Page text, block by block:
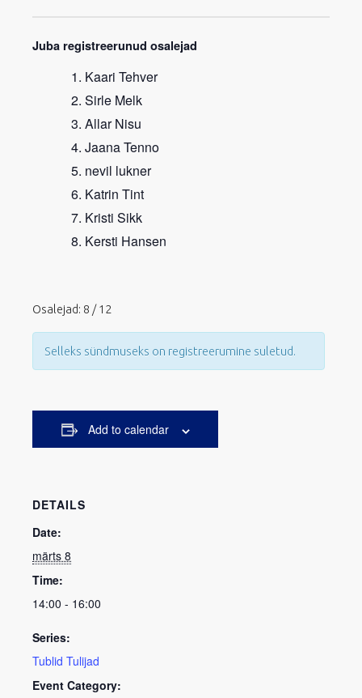
Juba registreerunud osalejad
Kaari Tehver
Sirle Melk
Allar Nisu
Jaana Tenno
nevil lukner
Katrin Tint
Kristi Sikk
Kersti Hansen
Osalejad: 8 / 12
Selleks sündmuseks on registreerumine suletud.
Add to calendar
DETAILS
Date:
märts 8
Time:
14:00 - 16:00
Series:
Tublid Tulijad
Event Category: